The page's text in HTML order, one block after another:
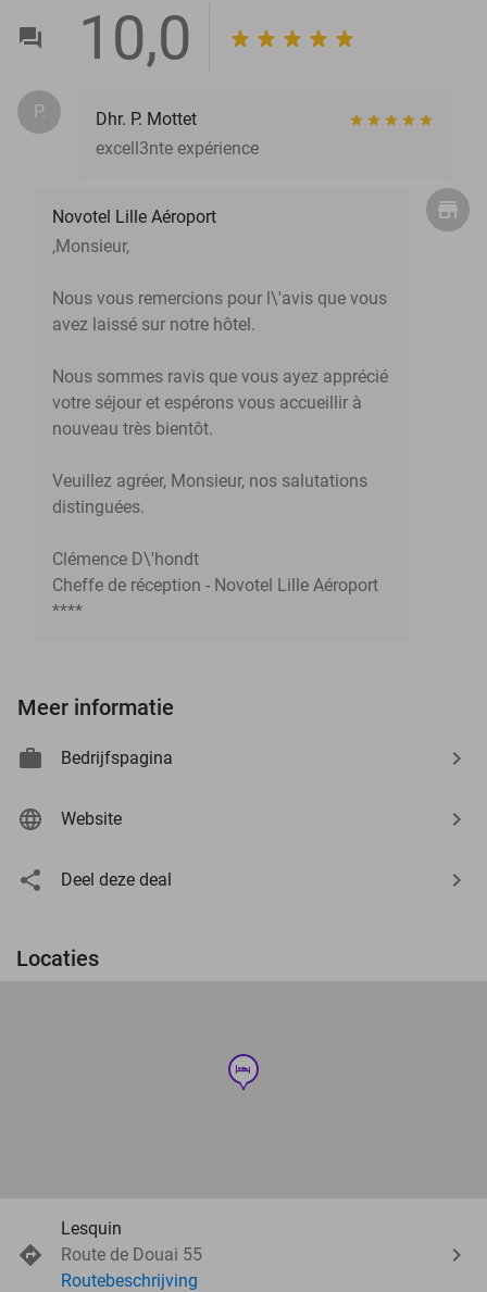
10,0
P.
Dhr. P. Mottet
excell3nte expérience
Novotel Lille Aéroport
,Monsieur,
Nous vous remercions pour l\'avis que vous
avez laissé sur notre hôtel.
Nous sommes ravis que vous ayez apprécié
votre séjour et espérons vous accueillir à
nouveau très bientôt.
Veuillez agréer, Monsieur, nos salutations
distinguées.
Clémence D\'hondt
Cheffe de réception - Novotel Lille Aéroport
****
Meer informatie
Bedrijfspagina
Website
Deel deze deal
Locaties
hotel
Lesquin
Route de Douai 55
Routebeschrijving